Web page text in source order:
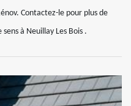
Contactez-le pour plus de
à Neuillay Les Bois .